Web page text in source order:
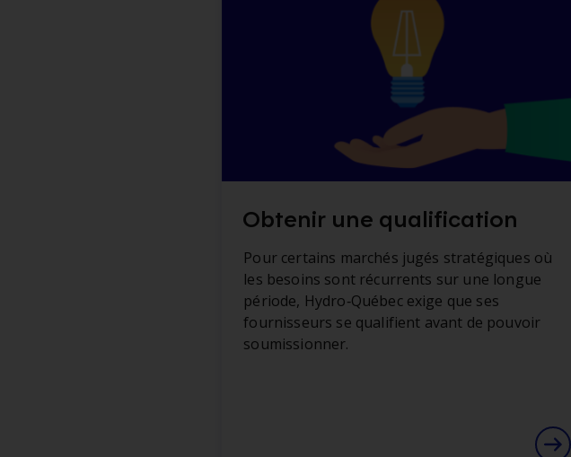
Obtenir une qualification
Pour certains marchés jugés stratégiques où
les besoins sont récurrents sur une longue
période, Hydro‑Québec exige que ses
fournisseurs se qualifient avant de pouvoir
soumissionner.